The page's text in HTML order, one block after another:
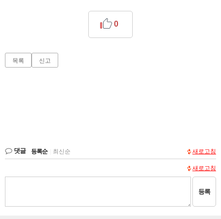
0
목록 신고
댓글 등록순 최신순 새로고침
새로고침
등록